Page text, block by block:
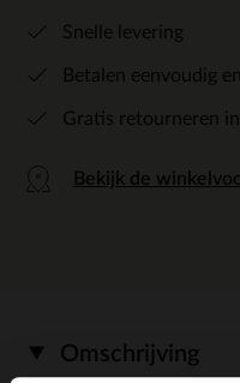
Snelle levering
Betalen eenvoudig
Gratis retourneren
Bekijk de
Omschrijving